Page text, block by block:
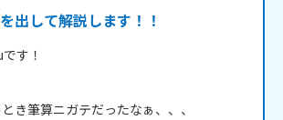
出して解説します！！
す！
き筆算ニガテだったなぁ、、、